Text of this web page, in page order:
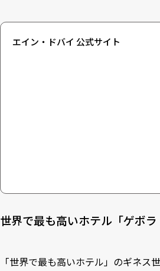
エイン・ドバイ 公式サイト
世界で最も高いホテル「ゲボラ
「世界で最も高いホテル」のギネス